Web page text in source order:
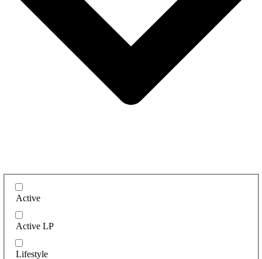
Active
Active LP
Lifestyle